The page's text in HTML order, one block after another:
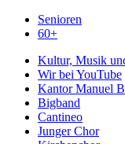
Senioren
60+
Kultur, Musik
Wir bei YouTube
Kantor Manuel
Bigband
Cantineo
Junger Chor